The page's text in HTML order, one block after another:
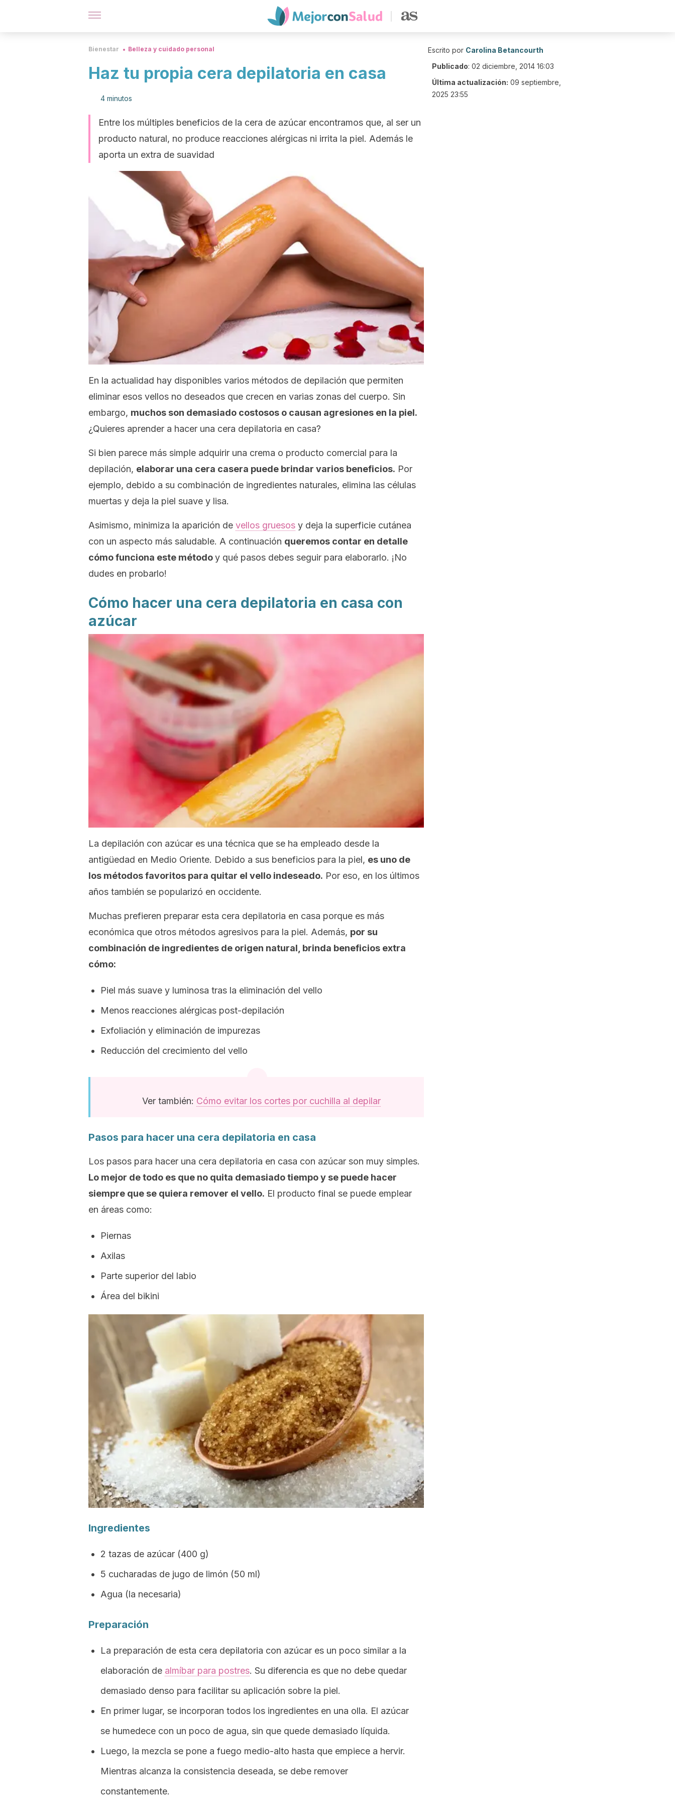
Bienestar Belleza y cuidado personal
Haz tu propia cera depilatoria en casa
4 minutos
Entre los múltiples beneficios de la cera de azúcar encontramos que, al ser un
producto natural, no produce reacciones alérgicas ni irrita la piel. Además le
aporta un extra de suavidad
En la actualidad hay disponibles varios métodos de depilación que permiten
eliminar esos vellos no deseados que crecen en varias zonas del cuerpo. Sin
embargo, muchos son demasiado costosos o causan agresiones en la piel.
¿Quieres aprender a hacer una cera depilatoria en casa?
Si bien parece más simple adquirir una crema o producto comercial para la
depilación, elaborar una cera casera puede brindar varios beneficios. Por
ejemplo, debido a su combinación de ingredientes naturales, elimina las células
muertas y deja la piel suave y lisa.
Asimismo, minimiza la aparición de vellos gruesos y deja la superficie cutánea
con un aspecto más saludable. A continuación queremos contar en detalle
cómo funciona este métodoy qué pasos debes seguir para elaborarlo. ¡No
dudes en probarlo!
Cómo hacer una cera depilatoria en casa con
azúcar
La depilación con azúcar es una técnica que se ha empleado desde la
antigüedad en Medio Oriente. Debido a sus beneficios para la piel, es uno de
los métodos favoritos para quitar el vello indeseado. Por eso, en los últimos
años también se popularizó en occidente.
Muchas prefieren preparar esta cera depilatoria en casa porque es más
económica que otros métodos agresivos para la piel. Además, por su
combinación de ingredientes de origen natural, brinda beneficios extra
cómo:
Piel más suave y luminosa tras la eliminación del vello
Menos reacciones alérgicas post-depilación
Exfoliación y eliminación de impurezas
Reducción del crecimiento del vello
Ver también: Cómo evitar los cortes por cuchilla al depilar
Pasos para hacer una cera depilatoria en casa
Los pasos para hacer una cera depilatoria en casa con azúcar son muy simples.
Lo mejor de todo es que no quita demasiado tiempo y se puede hacer
siempre que se quiera remover el vello. El producto final se puede emplear
en áreas como:
Piernas
Axilas
Parte superior del labio
Área del bikini
Ingredientes
2 tazas de azúcar (400 g)
5 cucharadas de jugo de limón (50 ml)
Agua (la necesaria)
Preparación
La preparación de esta cera depilatoria con azúcar es un poco similar a la
elaboración de almíbar para postres. Su diferencia es que no debe quedar
demasiado denso para facilitar su aplicación sobre la piel.
En primer lugar, se incorporan todos los ingredientes en una olla. El azúcar
se humedece con un poco de agua, sin que quede demasiado líquida.
Luego, la mezcla se pone a fuego medio-alto hasta que empiece a hervir.
Mientras alcanza la consistencia deseada, se debe remover
constantemente.
Escrito por Carolina Betancourth
Publicado: 02 diciembre, 2014 16:03
Última actualización: 09 septiembre,
2025 23:55